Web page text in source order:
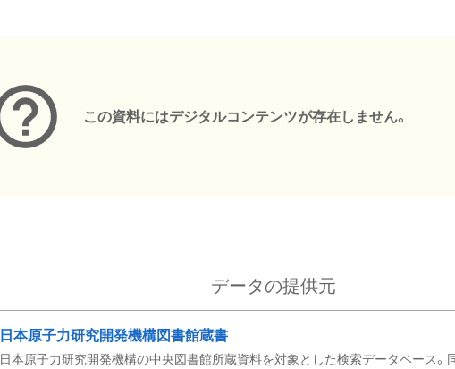
この資料にはデジタルコンテンツが存在しません。
データの提供元
日本原子力研究開発機構図書館蔵書
日本原子力研究開発機構の中央図書館所蔵資料を対象とした検索データベース。